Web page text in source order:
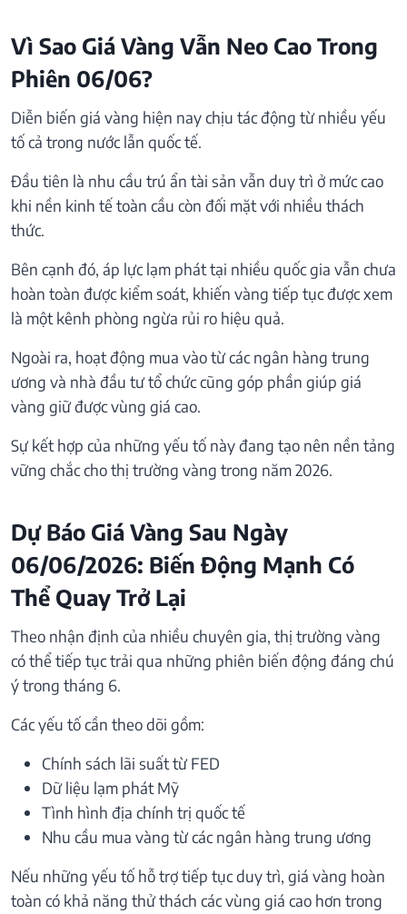
Vì Sao Giá Vàng Vẫn Neo Cao Trong
Phiên 06/06?
Diễn biến giá vàng hiện nay chịu tác động từ nhiều yếu
tố cả trong nước lẫn quốc tế.
Đầu tiên là nhu cầu trú ẩn tài sản vẫn duy trì ở mức cao
khi nền kinh tế toàn cầu còn đối mặt với nhiều thách
thức.
Bên cạnh đó, áp lực lạm phát tại nhiều quốc gia vẫn chưa
hoàn toàn được kiểm soát, khiến vàng tiếp tục được xem
là một kênh phòng ngừa rủi ro hiệu quả.
Ngoài ra, hoạt động mua vào từ các ngân hàng trung
ương và nhà đầu tư tổ chức cũng góp phần giúp giá
vàng giữ được vùng giá cao.
Sự kết hợp của những yếu tố này đang tạo nên nền tảng
vững chắc cho thị trường vàng trong năm 2026.
Dự Báo Giá Vàng Sau Ngày
06/06/2026: Biến Động Mạnh Có
Thể Quay Trở Lại
Theo nhận định của nhiều chuyên gia, thị trường vàng
có thể tiếp tục trải qua những phiên biến động đáng chú
ý trong tháng 6.
Các yếu tố cần theo dõi gồm:
Chính sách lãi suất từ FED
Dữ liệu lạm phát Mỹ
Tình hình địa chính trị quốc tế
Nhu cầu mua vàng từ các ngân hàng trung ương
Nếu những yếu tố hỗ trợ tiếp tục duy trì, giá vàng hoàn
toàn có khả năng thử thách các vùng giá cao hơn trong